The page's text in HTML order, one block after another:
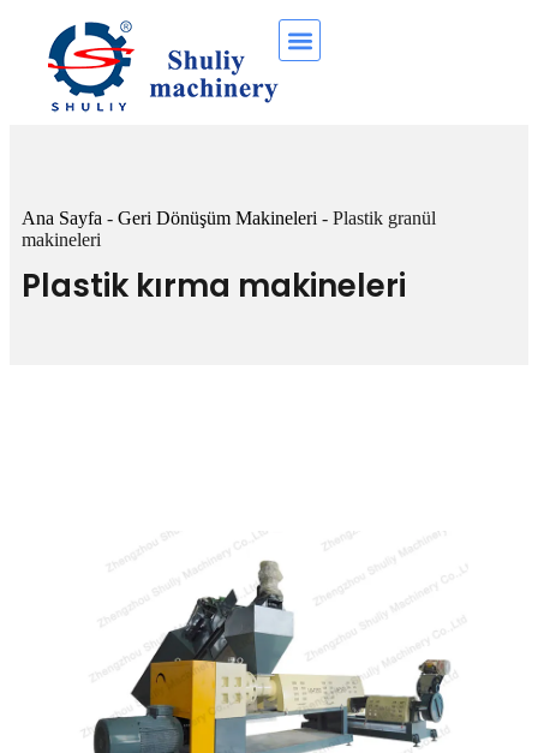
Ana Sayfa - Geri Dönüşüm Makineleri - Plastik granül
makineleri
Plastik kırma makineleri